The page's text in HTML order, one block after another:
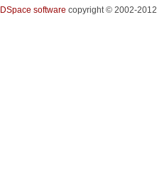
DSpace software copyright © 2002-2012